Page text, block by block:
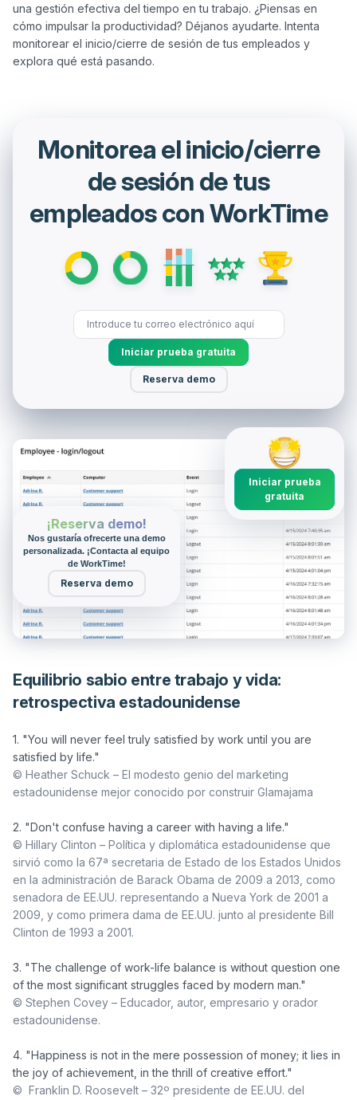
una gestión efectiva del tiempo en tu trabajo. ¿Piensas en
cómo impulsar la productividad? Déjanos ayudarte. Intenta
monitorear el inicio/cierre de sesión de tus empleados y
Monitorea el inicio/cierre
de sesión de tus
empleados con WorkTime
Iniciar prueba gratuita
Reserva demo
¡Reserva demo!
Nos gustaría ofrecerte una demo
personalizada. ¡Contacta al equipo
de WorkTime!
Reserva demo
Iniciar prueba
gratuita
Equilibrio sabio entre trabajo y vida:
retrospectiva estadounidense
1. "You will never feel truly satisfied by work until you are
© Heather Schuck – El modesto genio del marketing
estadounidense mejor conocido por construir Glamajama
© Hillary Clinton – Política y diplomática estadounidense que
sirvió como la 67ª secretaria de Estado de los Estados Unidos
en la administración de Barack Obama de 2009 a 2013, como
senadora de EE.UU. representando a Nueva York de 2001 a
2009, y como primera dama de EE.UU. junto al presidente Bill
Clinton de 1993 a 2001.
3. "The challenge of work-life balance is without question one
© Stephen Covey – Educador, autor, empresario y orador
estadounidense.
4. "Happiness is not in the mere possession of money; it lies in
©  Franklin D. Roosevelt – 32º presidente de EE.UU. del